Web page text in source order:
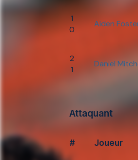
1
0
Aiden
2
1
Daniel
Attaquant
# Joueur